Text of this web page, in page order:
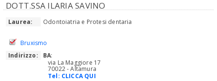
DOTT.SSA ILARIA SAVINO
Laurea: Odontoiatria e Protesi dentaria
Bruxismo
Indirizzo:
BA:
via La Maggiore 17
70022 - Altamura
Tel: CLICCA QUI